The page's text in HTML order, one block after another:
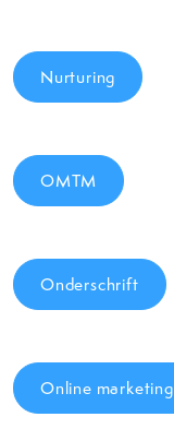
Nurturing
OMTM
Onderschrift
Online marketing